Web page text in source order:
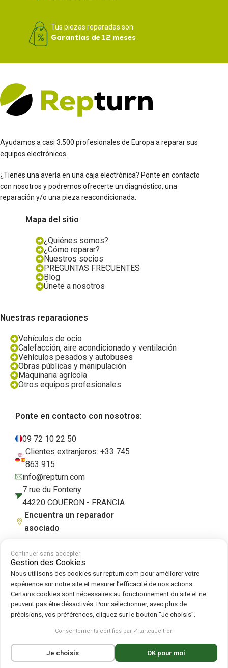
Tus piezas reparadas son
Garantías de 12 meses
Ayudamos a casi 3.500 profesionales de Europa a reparar sus
equipos electrónicos.
¿Tienes una avería en una caja electrónica? Ponte en contacto
con nosotros y podremos ofrecerte un diagnóstico, una
reparación y/o una pieza reacondicionada.
Mapa del sitio
¿Quiénes somos?
¿Cómo reparar?
Nuestros socios
PREGUNTAS FRECUENTES
Blog
Únete a nosotros
Nuestras reparaciones
Vehículos de ocio
Calefacción, aire acondicionado y ventilación
Vehículos pesados y autobuses
Obras públicas y manipulación
Maquinaria agrícola
Otros equipos profesionales
Ponte en contacto con nosotros:
09 72 10 22 50
Clientes extranjeros: +33 745
863 915
info@repturn.com
7 rue du Fonteny
44220 COUËRON - FRANCIA
Encuentra un reparador
asociado
Condiciones generales de venta Aviso legal Política de privacidad
Cookies|Política de cookies
Síguenos en :
Repturn 2026
Continuer sans accepter
Gestion des Cookies
Nous utilisons des cookies sur repturn.com pour améliorer votre
expérience sur notre site et mesurer l’efficacité de nos actions.
Certains cookies sont nécessaires au fonctionnement du site et ne
peuvent pas être désactivés. Pour sélectionner, avec plus de
précisions, vos préférences, cliquez sur le bouton “Je choisis”.
Consentements certifiés par ✓ tarteaucitron
Je choisis OK pour moi
Français(Francés)
Deutsch(Alemán) Español